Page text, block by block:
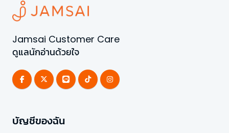
Jamsai Customer Care
ดูแลนักอ่านด้วยใจ
บัญชีของฉัน